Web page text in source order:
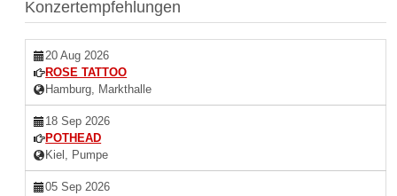
Konzertempfehlungen
20 Aug 2026
ROSE TATTOO
Hamburg, Markthalle
18 Sep 2026
POTHEAD
Kiel, Pumpe
05 Sep 2026